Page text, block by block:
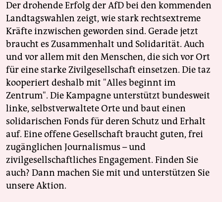
Der drohende Erfolg der AfD bei den kommenden
Landtagswahlen zeigt, wie stark rechtsextreme
Kräfte inzwischen geworden sind. Gerade jetzt
braucht es Zusammenhalt und Solidarität. Auch
und vor allem mit den Menschen, die sich vor Ort
für eine starke Zivilgesellschaft einsetzen. Die taz
kooperiert deshalb mit "Alles beginnt im
Zentrum". Die Kampagne unterstützt bundesweit
linke, selbstverwaltete Orte und baut einen
solidarischen Fonds für deren Schutz und Erhalt
auf. Eine offene Gesellschaft braucht guten, frei
zugänglichen Journalismus – und
zivilgesellschaftliches Engagement. Finden Sie
auch? Dann machen Sie mit und unterstützen Sie
unsere Aktion.